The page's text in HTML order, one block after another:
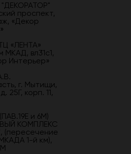
"ДЕКОРАТОР"
проспект,
«Декор
«ЛЕНТА»
МКАД, вл31с1,
Интерьер»
г. Мытищи,
25Г, корп. 11,
и 6М)
КОМПЛЕКС
1-й км),